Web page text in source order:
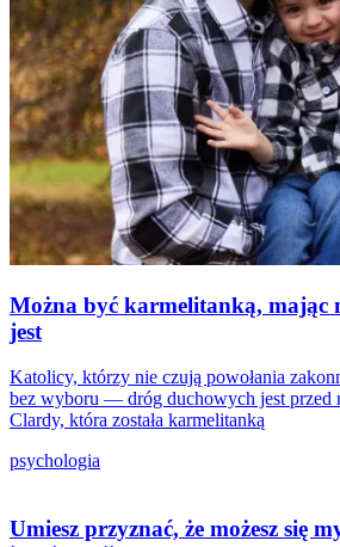
Można być karmelitanką, mając
jest
Katolicy, którzy nie czują powołania
bez wyboru — dróg duchowych jest przed
Clardy, która została karmelitanką
psychologia
Umiesz przyznać, że możesz się